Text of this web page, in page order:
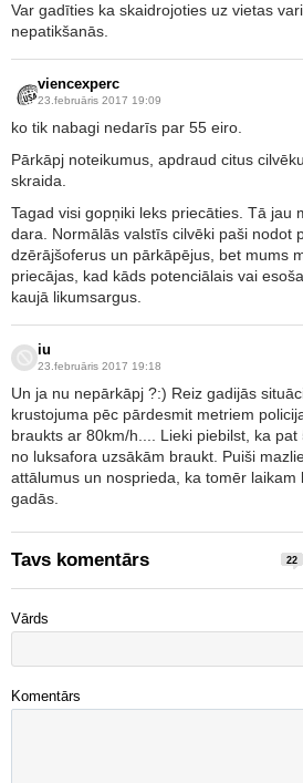
Var gadīties ka skaidrojoties uz vietas
nepatikšanās.
viencexperc
23.februāris 2017 19:09
ko tik nabagi nedarīs par 55 eiro.
Pārkāpj noteikumus, apdraud citus
skraida.
Tagad visi gopņiki leks priecāties. Tā jau
dara. Normālās valstīs cilvēki paši nodot
dzērājšoferus un pārkāpējus, bet mums
priecājas, kad kāds potenciālais vai
kaujā likumsargus.
iu
23.februāris 2017 19:18
Un ja nu nepārkāpj ?:) Reiz gadijās situācija, ka uzsākot no
krustojuma pēc pārdesmit metriem
braukts ar 80km/h.... Lieki piebilst, ka
no luksafora uzsākām braukt. Puiši
attālumus un nosprieda, ka tomēr laikam
gadās.
Tavs komentārs 22
Vārds
Komentārs